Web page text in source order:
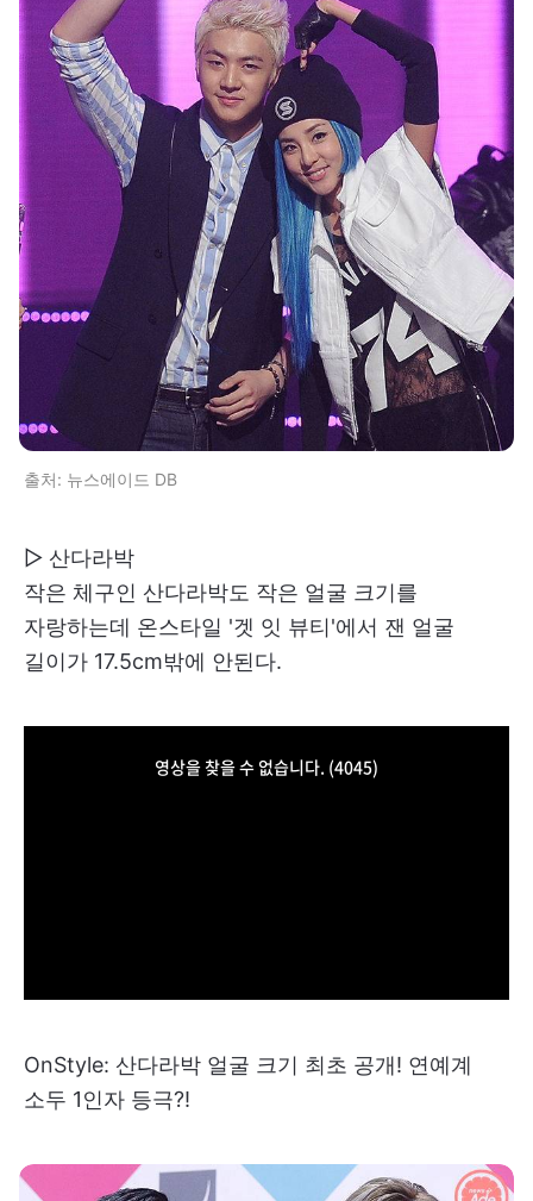
출처: 뉴스에이드 DB
▷ 산다라박
작은 체구인 산다라박도 작은 얼굴 크기를
자랑하는데 온스타일 '겟 잇 뷰티'에서 잰 얼굴
길이가 17.5cm밖에 안된다.
OnStyle: 산다라박 얼굴 크기 최초 공개! 연예계
소두 1인자 등극?!